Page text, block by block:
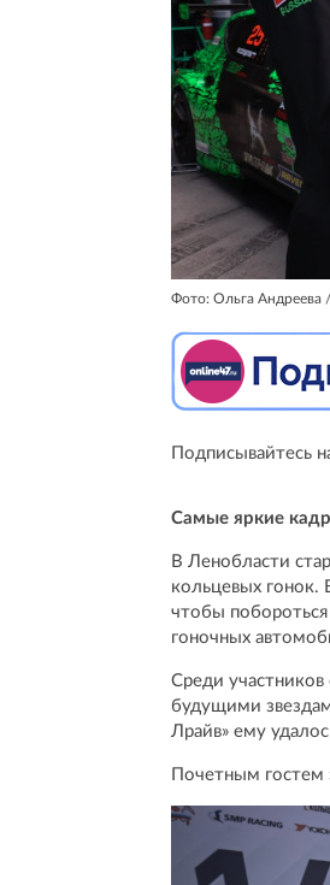
Фото: Ольга Андреева
Подписывайтесь
Самые яркие
В Ленобласти
кольцевых гонок.
чтобы
гоночных
Среди
будущими
Лрайв» ему
Почетным гостем